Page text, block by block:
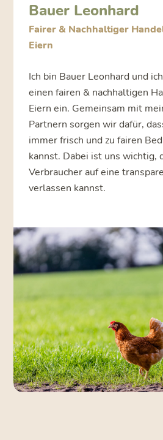
Bauer Leonhard
Fairer & Nachhaltiger
Eiern
Ich bin Bauer Leonhard und
einen fairen & nachhaltigen
Eiern ein. Gemeinsam mit
Partnern sorgen wir dafür,
immer frisch und zu fairen
kannst. Dabei ist uns wichtig,
Verbraucher auf eine
verlassen kannst.